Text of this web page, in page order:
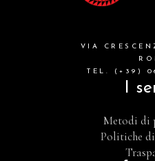
VIA
TEL. (+39)
I
Metodi di
Politiche